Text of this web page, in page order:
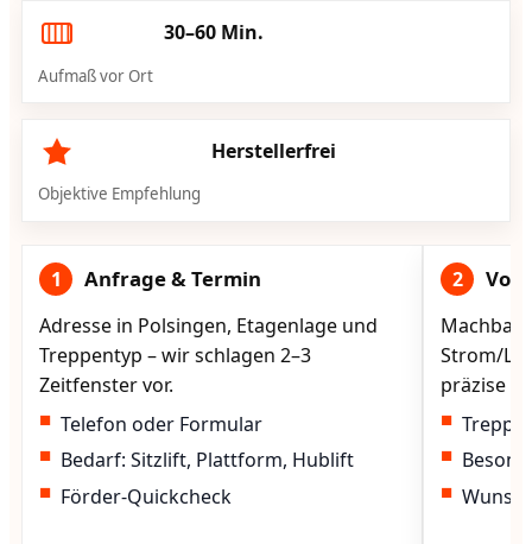
30–60 Min.
Aufmaß vor Ort
Herstellerfrei
Objektive Empfehlung
1 Anfrage & Termin
Adresse in Polsingen, Etagenlage und
Treppentyp – wir schlagen 2–3
Zeitfenster vor.
Telefon oder Formular
Bedarf: Sitzlift, Plattform, Hublift
Förder-Quickcheck
2
Strom/
präzise